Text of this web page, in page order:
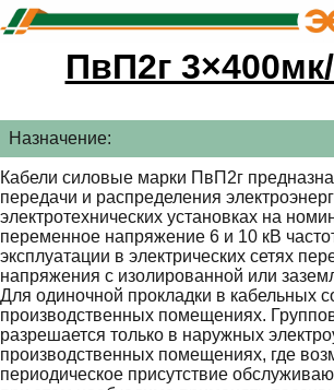
ПвП2г
Назначение:
Кабели силовые марки ПвП2г
передачи и распределения
электротехнических установках на
переменное напряжение 6 и 10 кВ
эксплуатации в электрических сетях
напряжения с изолированной или
Для одиночной прокладки в кабельных
производственных помещениях.
разрешается только в наружных
производственных помещениях, где
периодическое присутствие